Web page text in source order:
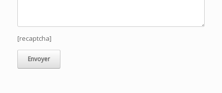
[recaptcha]